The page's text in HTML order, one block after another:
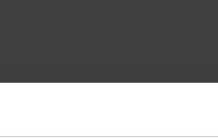
een Opel gezinsauto of een Peugeot